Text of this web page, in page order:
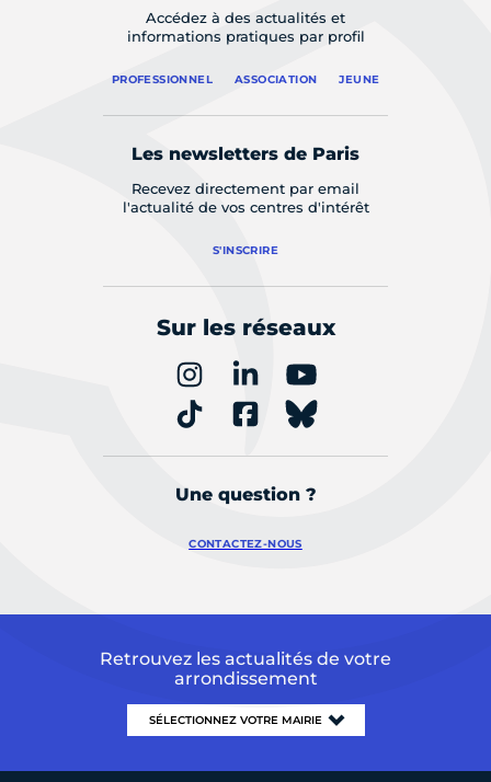
Accédez à des actualités et
informations pratiques par profil
PROFESSIONNEL ASSOCIATION JEUNE
Les newsletters de Paris
Recevez directement par email
l'actualité de vos centres d'intérêt
S'INSCRIRE
Sur les réseaux
Une question ?
CONTACTEZ-NOUS
Retrouvez les actualités de votre
arrondissement